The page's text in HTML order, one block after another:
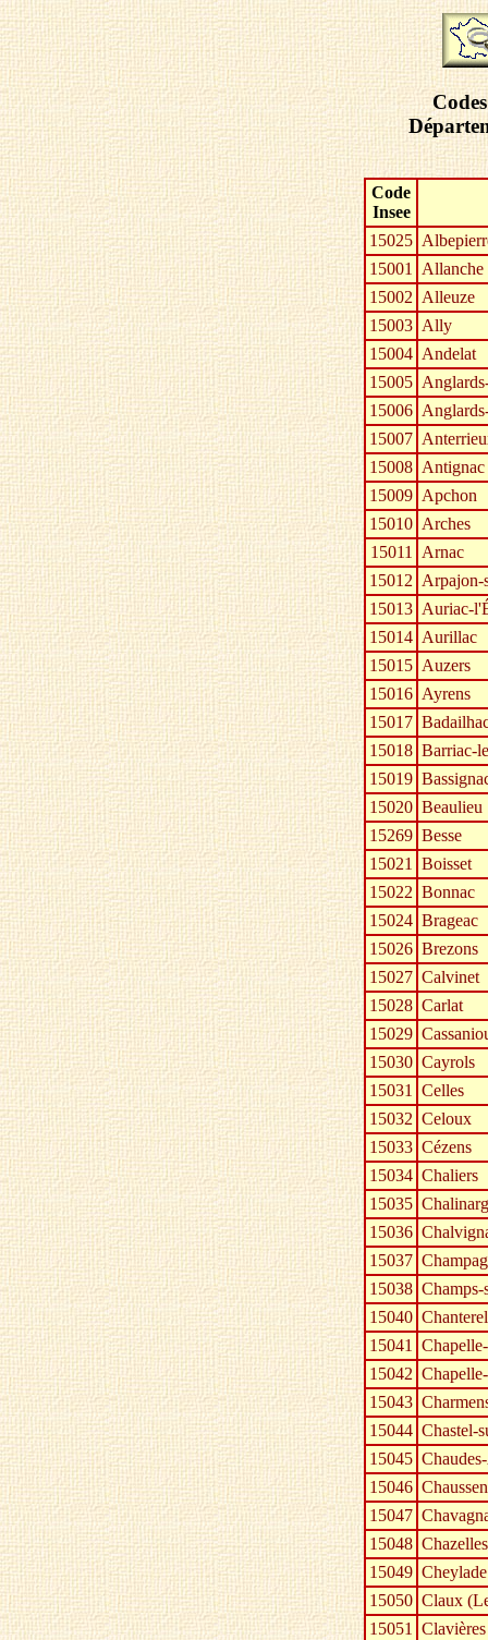
Code
Insee
15025
15001 Allanche
15002 Alleuze
15003 Ally
15004 Andelat
15005
15006
15007
15008 Antignac
15009 Apchon
15010 Arches
15011 Arnac
15012 Arpajon-
15013 Auriac-
15014 Aurillac
15015 Auzers
15016 Ayrens
15017
15018 Barriac-
15019
15020 Beaulieu
15269 Besse
15021 Boisset
15022 Bonnac
15024 Brageac
15026 Brezons
15027 Calvinet
15028 Carlat
15029
15030 Cayrols
15031 Celles
15032 Celoux
15033 Cézens
15034 Chaliers
15035
15036
15037
15038
15040
15041
15042
15043
15044 Chastel-
15045
15046
15047
15048 Chazelles
15049 Cheylade
15050 Claux
15051 Clavières